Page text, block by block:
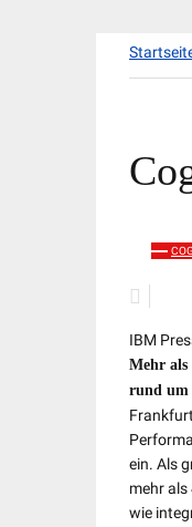
IBM
Mehr als
rund um
ein. Als
mehr
wie